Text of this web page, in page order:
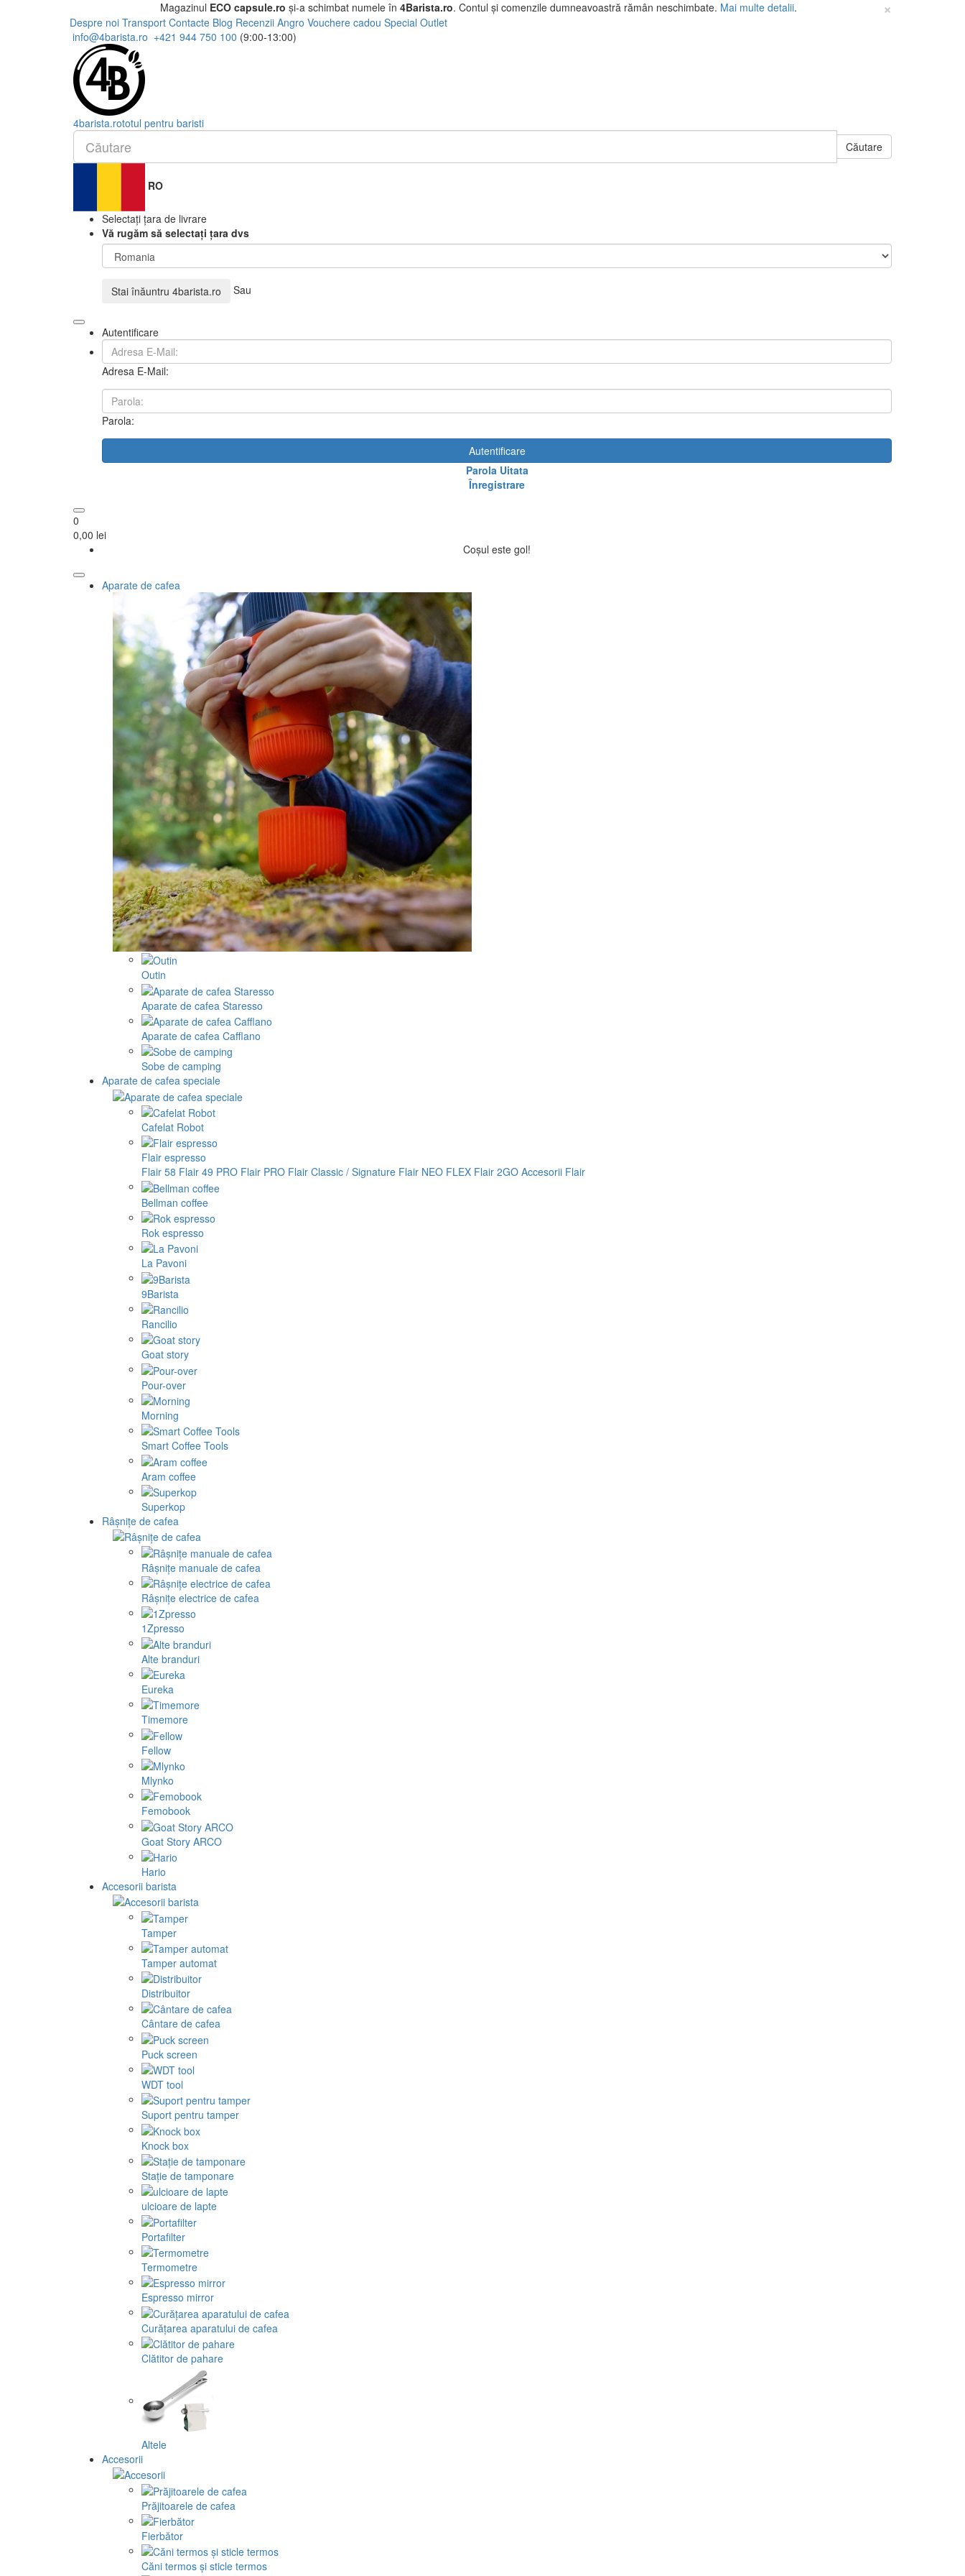
Magazinul ECO capsule.ro și-a schimbat numele în 4Barista.ro. Contul și comenzile dumneavoastră rămân neschimbate. Mai multe detalii. ×
Despre noi Transport Contacte Blog Recenzii Angro Vouchere cadou Special Outlet
info@4barista.ro +421 944 750 100 (9:00-13:00)
4barista.rototul pentru baristi
Căutare
RO
Selectați țara de livrare
Vă rugăm să selectați țara dvs
Stai înăuntru 4barista.ro Sau
Autentificare
Adresa E-Mail:
Parola:
Autentificare
Parola Uitata
Înregistrare
0
0,00 lei
Coșul este gol!
Aparate de cafea
Outin
Aparate de cafea Staresso
Aparate de cafea Cafflano
Sobe de camping
Aparate de cafea speciale
Cafelat Robot
Flair espresso
Flair 58 Flair 49 PRO Flair PRO Flair Classic / Signature Flair NEO FLEX Flair 2GO Accesorii Flair
Bellman coffee
Rok espresso
La Pavoni
9Barista
Rancilio
Goat story
Pour-over
Morning
Smart Coffee Tools
Aram coffee
Superkop
Râșnițe de cafea
Râșnițe manuale de cafea
Râșnițe electrice de cafea
1Zpresso
Alte branduri
Eureka
Timemore
Fellow
Mlynko
Femobook
Goat Story ARCO
Hario
Accesorii barista
Tamper
Tamper automat
Distribuitor
Cântare de cafea
Puck screen
WDT tool
Suport pentru tamper
Knock box
Stație de tamponare
ulcioare de lapte
Portafilter
Termometre
Espresso mirror
Curățarea aparatului de cafea
Clătitor de pahare
Altele
Accesorii
Prăjitoarele de cafea
Fierbător
Căni termos și sticle termos